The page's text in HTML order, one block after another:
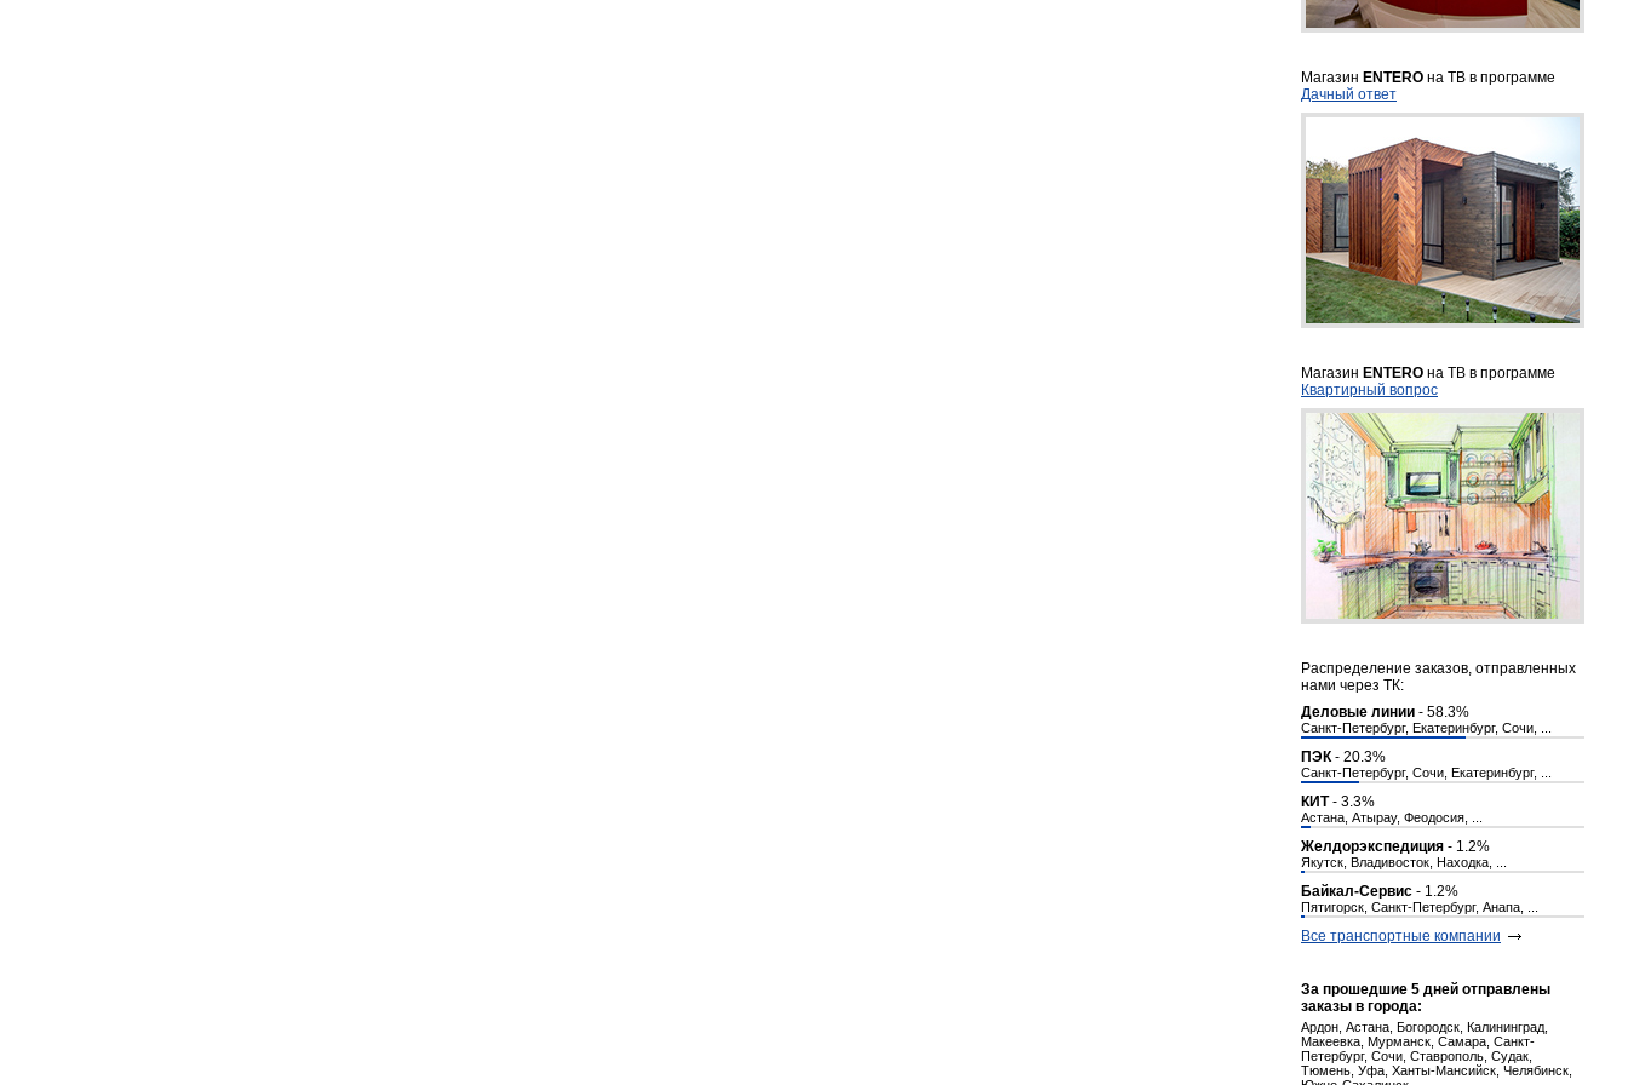
Магазин ENTERO на ТВ в программе
Дачный ответ
Магазин ENTERO на ТВ в программе
Квартирный вопрос
Распределение заказов, отправленных
нами через ТК:
Деловые линии - 58.3%
Санкт-Петербург, Екатеринбург, Сочи, ...
ПЭК- 20.3%
Санкт-Петербург, Сочи, Екатеринбург, ...
КИТ- 3.3%
Астана, Атырау, Феодосия, ...
Желдорэкспедиция - 1.2%
Якутск, Владивосток, Находка, ...
Байкал-Сервис - 1.2%
Пятигорск, Санкт-Петербург, Анапа, ...
Все транспортные компании
За прошедшие 5 дней отправлены
заказы в города:
Ардон, Астана, Богородск, Калининград,
Макеевка, Мурманск, Самара, Санкт-
Петербург, Сочи, Ставрополь, Судак,
Тюмень, Уфа, Ханты-Мансийск, Челябинск,